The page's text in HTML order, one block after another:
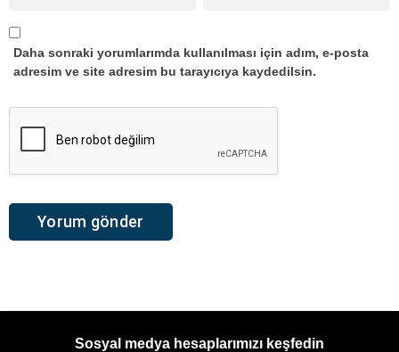
Daha sonraki yorumlarımda kullanılması için adım, e-posta
adresim ve site adresim bu tarayıcıya kaydedilsin.
Sosyal medya hesaplarımızı keşfedin